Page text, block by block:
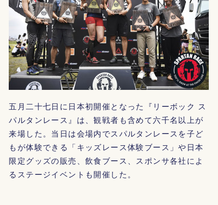
五月二十七日に日本初開催となった『リーボック ス
パルタンレース』は、観戦者も含めて六千名以上が
来場した。当日は会場内でスパルタンレースを子ど
もが体験できる「キッズレース体験ブース」や日本
限定グッズの販売、飲食ブース、スポンサ各社によ
るステージイベントも開催した。